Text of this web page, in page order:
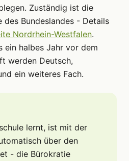
Zuständig ist die
des Bundeslandes - Details
Nordrhein-Westfalen.
ein halbes Jahr vor dem
werden Deutsch,
ein weiteres Fach.
lernt, ist mit der
über den
- die Bürokratie